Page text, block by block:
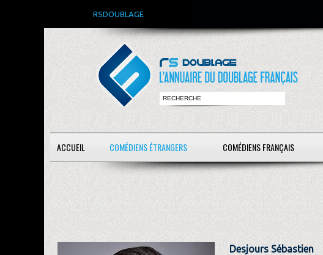
RSDOUBLAGE
ACCUEIL COMÉDIENS ÉTRANGERS COMÉDIENS FRANÇAIS
Desjours Sébastien